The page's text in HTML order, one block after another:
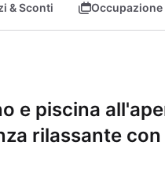
& Sconti
e piscina
rilassante con